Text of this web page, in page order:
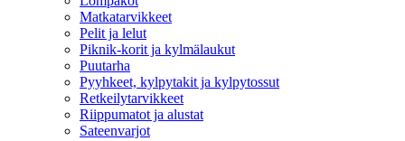
Matkatarvikkeet
Pelit ja lelut
Piknik-korit ja kylmälaukut
Puutarha
Pyyhkeet, kylpytakit ja kylpytossut
Retkeilytarvikkeet
Riippumatot ja alustat
Sateenvarjot